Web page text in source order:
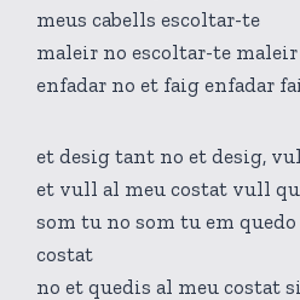
meus cabells escoltar-te
maleir no escoltar-te
enfadar no et faig enfadar
et desig tant no et desig,
et vull al meu costat vull
som tu no som tu em
costat
no et quedis al meu costat